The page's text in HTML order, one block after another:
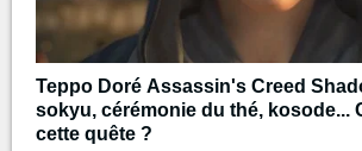
Teppo Doré Assassin's Creed
sokyu, cérémonie du thé, kosode...
cette quête ?